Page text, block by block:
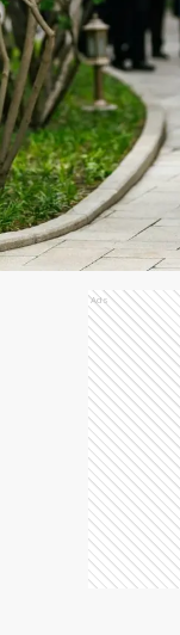
Ads